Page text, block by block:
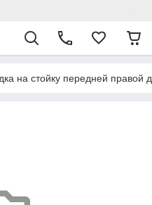
на стойку передней правой